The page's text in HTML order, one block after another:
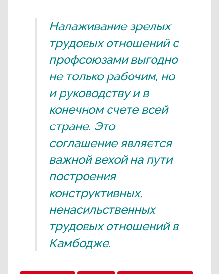
Налаживание зрелых
трудовых отношений с
профсоюзами выгодно
не только рабочим, но
и руководству и в
конечном счете всей
стране. Это
соглашение является
важной вехой на пути
построения
конструктивных,
ненасильственных
трудовых отношений в
Камбодже.